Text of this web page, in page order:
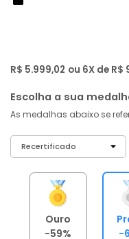
R$ 5.999,02 ou 6X de
Escolha a sua
As medalhas abaixo se
Ouro
-59%
-